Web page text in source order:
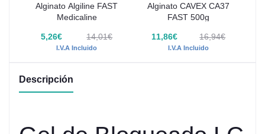
Alginato Algiline FAST
Medicaline
5,26€ 14,01€
I.V.A Incluido
Alginato CAVEX CA37
FAST 500g
11,86€ 16,94€
I.V.A Incluido
Descripción